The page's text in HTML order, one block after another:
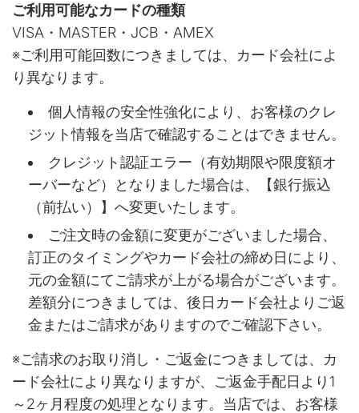
ご利用可能なカードの種類
VISA・MASTER・JCB・AMEX
※ご利用可能回数につきましては、カード会社によ
り異なります。
個人情報の安全性強化により、お客様のクレ
ジット情報を当店で確認することはできません。
クレジット認証エラー（有効期限や限度額オ
ーバーなど）となりました場合は、【銀行振込
（前払い）】へ変更いたします。
ご注文時の金額に変更がございました場合、
訂正のタイミングやカード会社の締め日により、
元の金額にてご請求が上がる場合がございます。
差額分につきましては、後日カード会社よりご返
金またはご請求がありますのでご確認下さい。
※ご請求のお取り消し・ご返金につきましては、カ
ード会社により異なりますが、ご返金手配日より1
～2ヶ月程度の処理となります。当店では、お客様